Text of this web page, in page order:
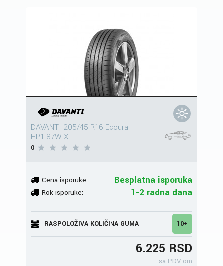
DAVANTI 205/45 R16 Ecoura
HP1 87W XL
0
Cena isporuke: Besplatna isporuka
Rok isporuke: 1-2 radna dana
RASPOLOŽIVA KOLIČINA GUMA 10+
6.225 RSD
sa PDV-om